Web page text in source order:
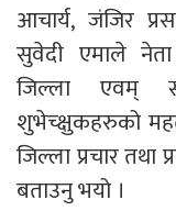
आचार्य, जंजिर
सुवेदी एमाले
जिल्ला एवम्
शुभेच्क्षुकहरुको
जिल्ला प्रचार
बताउनु भयो ।